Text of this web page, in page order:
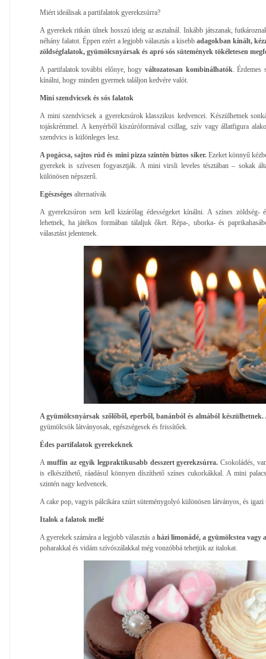
Miért ideálisak a partifalatok gyerekzsúrra?
A gyerekek ritkán ülnek hosszú ideig az asztalnál. Inkább játszanak,
néhány falatot. Éppen ezért a legjobb választás a kisebbadagokban kínált,
zöldségfalatok, gyümölcsnyársak és apró sós sütemények tökéletesen
A partifalatok további előnye, hogy változatosan kombinálhatók .
kínálni, hogy minden gyermek találjon kedvére valót.
Mini szendvicsek és sós falatok
A mini szendvicsek a gyerekzsúrok klasszikus kedvencei. Készülhetnek
tojáskrémmel. A kenyérből kiszúróformával csillag, szív vagy állatfigura
szendvics is különleges lesz.
A pogácsa, sajtos rúd és mini pizza szintén biztos siker. Ezeket könnyű
gyerekek is szívesen fogyasztják. A mini virsli leveles tésztában – sokak
különösen népszerű.
Egészséges alternatívák
A gyerekzsúron sem kell kizárólag édességeket kínálni. A színes zöldség-
lehetnek, ha játékos formában tálaljuk őket. Répa-, uborka- és
választást jelentenek.
A gyümölcsnyársak szőlőből, eperből, banánból és almából készülhetnek.
gyümölcsök látványosak, egészségesek és frissítőek.
Édes partifalatok gyerekeknek
A muffin az egyik legpraktikusabb desszert gyerekzsúrra.Csokoládés,
is elkészíthető, ráadásul könnyen díszíthető színes cukorkákkal. A mini
szintén nagy kedvencek.
A cake pop, vagyis pálcikára szúrt süteménygolyó különösen látványos, és igazi
Italok a falatok mellé
A gyerekek számára a legjobb választás a házi limonádé, a gyümölcstea vagy
poharakkal és vidám szívószálakkal még vonzóbbá tehetjük az italokat.